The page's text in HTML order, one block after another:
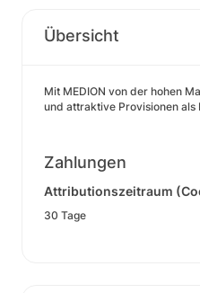
Übersicht
Mit MEDION von der hohen
und attraktive Provisionen als
Zahlungen
Attributionszeitraum
30 Tage